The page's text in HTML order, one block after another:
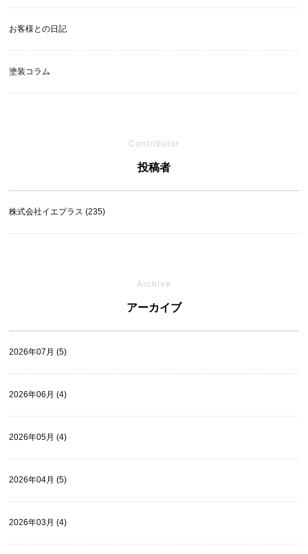
お客様との日記
塗装コラム
Contributor
投稿者
株式会社イエプラス (235)
Archive
アーカイブ
2026年07月 (5)
2026年06月 (4)
2026年05月 (4)
2026年04月 (5)
2026年03月 (4)